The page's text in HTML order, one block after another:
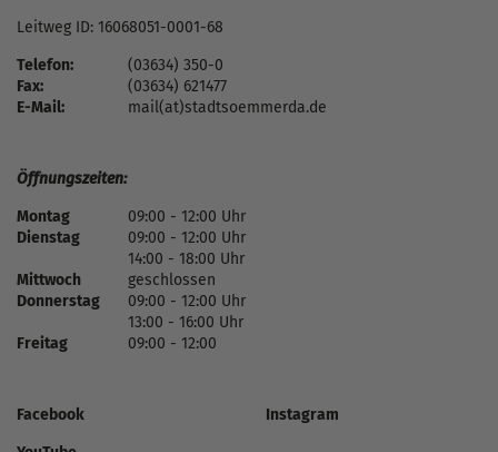
Leitweg ID: 16068051-0001-68
Telefon:
(03634) 350-0
Fax:
(03634) 621477
E-Mail:
mail(at)stadtsoemmerda.de
Öffnungszeiten:
Montag
09:00 - 12:00 Uhr
Dienstag
09:00 - 12:00 Uhr
14:00 - 18:00 Uhr
Mittwoch
geschlossen
Donnerstag
09:00 - 12:00 Uhr
13:00 - 16:00 Uhr
Freitag
09:00 - 12:00
Facebook
Instagram